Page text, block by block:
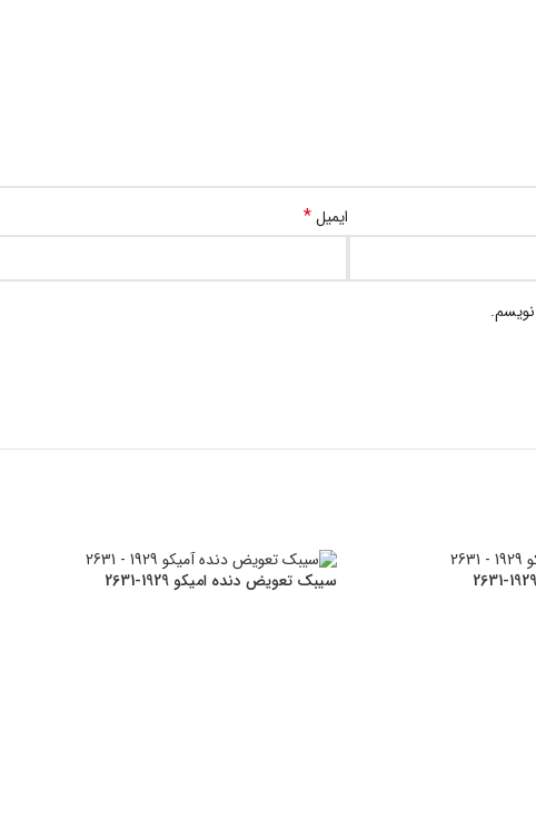
ایمیل*
سیبک تعویض دنده امیکو 1929-2631